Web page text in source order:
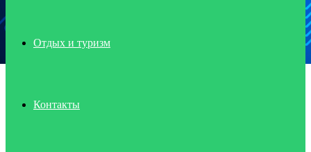
Отдых и туризм
Контакты